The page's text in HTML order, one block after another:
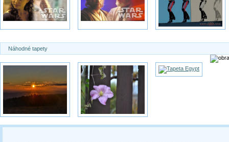
Náhodné tapety